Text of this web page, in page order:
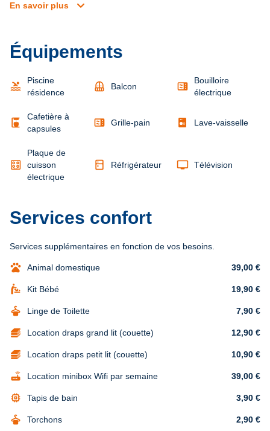
En savoir plus expand_more
Équipements
pool
Piscine
résidence
balcony Balcon microwave
Bouilloire
électrique
coffee_maker
Cafetière à
capsules
microwave Grille-pain Lave-vaisselle
Plaque de
cuisson
électrique
kitchen Réfrigérateur tv Télévision
Services confort
Services supplémentaires en fonction de vos besoins.
pets Animal domestique 39,00 €
baby_changing_station Kit Bébé 19,90 €
dry_cleaning Linge de Toilette 7,90 €
Location draps grand lit (couette) 12,90 €
Location draps petit lit (couette) 10,90 €
router Location minibox Wifi par semaine 39,00 €
memory Tapis de bain 3,90 €
dry_cleaning Torchons 2,90 €